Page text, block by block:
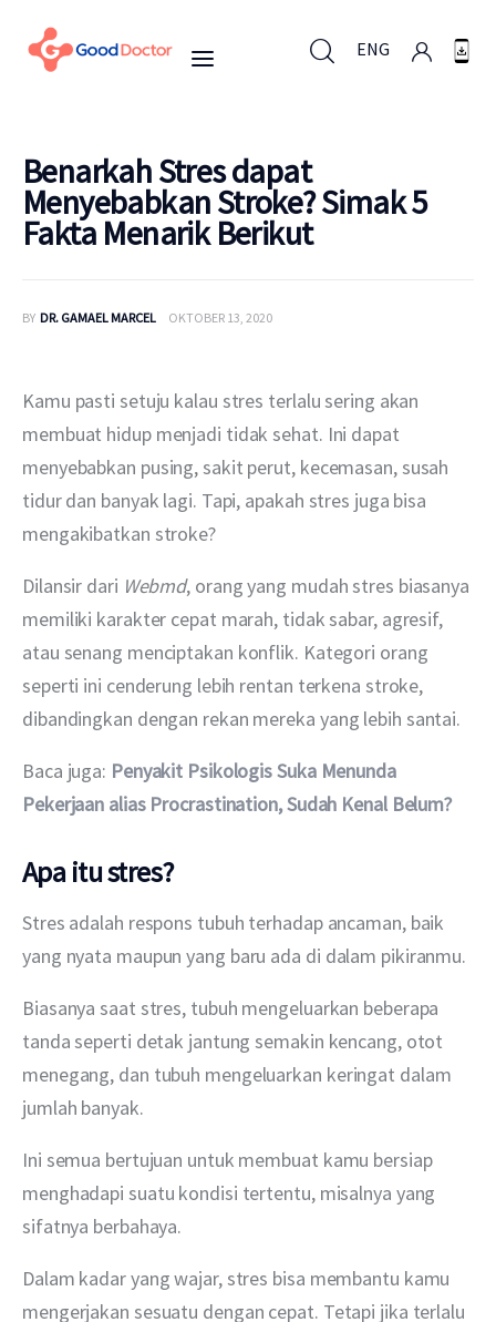
ENG
Untuk Bisnis
Layanan
Benarkah Stres dapat
Menyebabkan Stroke? Simak 5
Fakta Menarik Berikut
BY DR. GAMAEL MARCEL OKTOBER 13, 2020
Kamu pasti setuju kalau stres terlalu sering akan
membuat hidup menjadi tidak sehat. Ini dapat
menyebabkan pusing, sakit perut, kecemasan, susah
tidur dan banyak lagi. Tapi, apakah stres juga bisa
mengakibatkan stroke?
Dilansir dari Webmd, orang yang mudah stres biasanya
memiliki karakter cepat marah, tidak sabar, agresif,
atau senang menciptakan konflik. Kategori orang
seperti ini cenderung lebih rentan terkena stroke,
dibandingkan dengan rekan mereka yang lebih santai.
Baca juga: Penyakit Psikologis Suka Menunda
Pekerjaan alias Procrastination, Sudah Kenal Belum?
Apa itu stres?
Stres adalah respons tubuh terhadap ancaman, baik
yang nyata maupun yang baru ada di dalam pikiranmu.
Biasanya saat stres, tubuh mengeluarkan beberapa
tanda seperti detak jantung semakin kencang, otot
menegang, dan tubuh mengeluarkan keringat dalam
jumlah banyak.
Ini semua bertujuan untuk membuat kamu bersiap
menghadapi suatu kondisi tertentu, misalnya yang
sifatnya berbahaya.
Dalam kadar yang wajar, stres bisa membantu kamu
mengerjakan sesuatu dengan cepat. Tetapi jika terlalu